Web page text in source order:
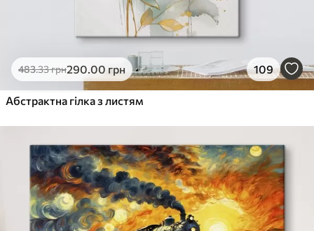
483.33грн290.00 грн 109
Абстрактна гілка з листям